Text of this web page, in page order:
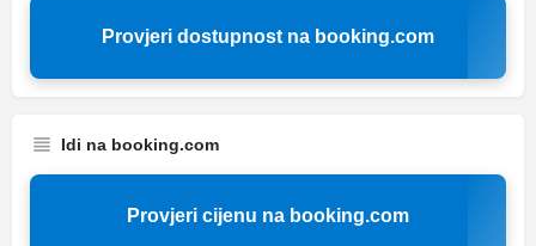
Provjeri dostupnost na booking.com
Idi na booking.com
Provjeri cijenu na booking.com